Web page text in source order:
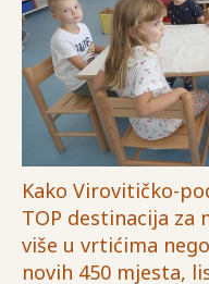
Kako Virovitičko-
TOP destinacija za
više u vrtićima
novih 450 mjesta,